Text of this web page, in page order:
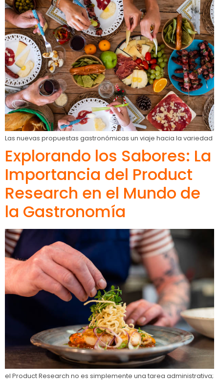
Las nuevas propuestas gastronómicas un viaje hacia la variedad
Explorando los Sabores: La
Importancia del Product
Research en el Mundo de
la Gastronomía
el Product Research no es simplemente una tarea administrativa;